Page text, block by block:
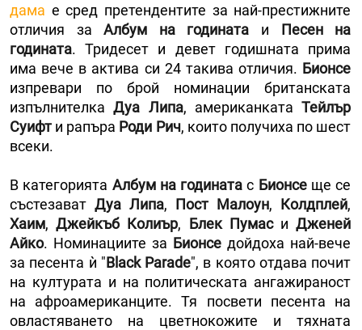
дама е сред претендентите за най-престижните
отличия за Албум на годината и Песен на
годината. Тридесет и девет годишната прима
има вече в актива си 24 такива отличия. Бионсе
изпревари по брой номинации британската
изпълнителка Дуа Липа, американкатаТейлър
Суифт и рапъра Роди Рич, които получиха по шест
всеки.
В категорията Албум на годината с Бионсеще се
състезаватДуа Липа, Пост Малоун, Колдплей,
Хаим,Джейкъб Колиър, Блек ПумасиДженей
Айко. Номинациите за Бионсе дойдоха най-вече
за песента ѝ "Black Parade", в която отдава почит
на културата и на политическата ангажираност
на афроамериканците. Тя посвети песента на
овластяването на цветнокожите и тяхната